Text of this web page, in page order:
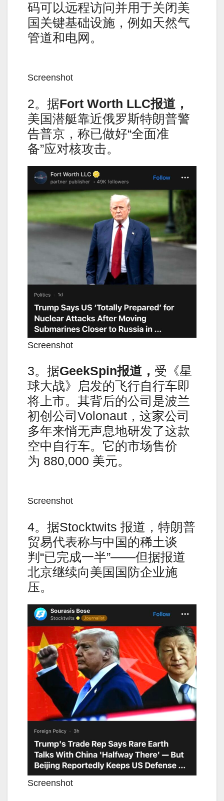
码可以远程访问并用于关闭美
国关键基础设施，例如天然气
管道和电网。
Screenshot
2。据Fort Worth LLC报道，
美国潜艇靠近俄罗斯特朗普警
告普京，称已做好“全面准
备”应对核攻击。
Screenshot
3。据GeekSpin报道， 受《星
球大战》启发的飞行自行车即
将上市。其背后的公司是波兰
初创公司Volonaut，这家公司
多年来悄无声息地研发了这款
空中自行车。它的市场售价
为 880,000 美元。
Screenshot
4。据Stocktwits 报道，特朗普
贸易代表称与中国的稀土谈
判“已完成一半”——但据报道
北京继续向美国国防企业施
压。
Screenshot